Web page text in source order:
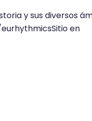
y sus diversos
en